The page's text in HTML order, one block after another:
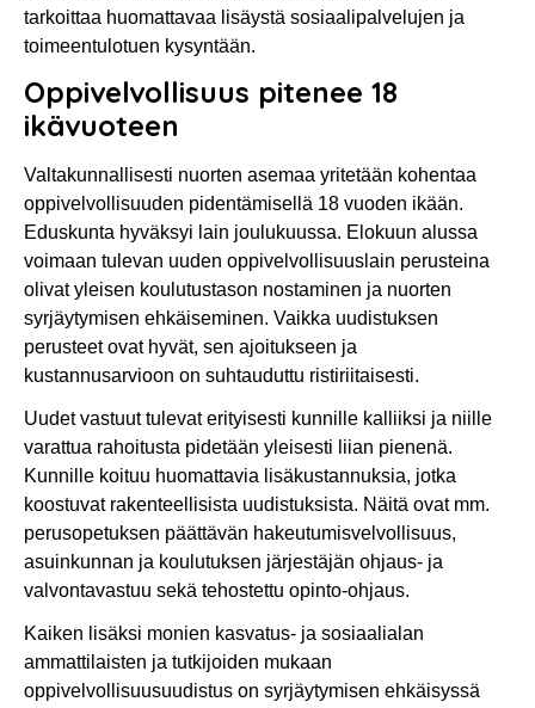
tarkoittaa huomattavaa lisäystä sosiaalipalvelujen ja
toimeentulotuen kysyntään.
Oppivelvollisuus pitenee 18
ikävuoteen
Valtakunnallisesti nuorten asemaa yritetään kohentaa
oppivelvollisuuden pidentämisellä 18 vuoden ikään.
Eduskunta hyväksyi lain joulukuussa. Elokuun alussa
voimaan tulevan uuden oppivelvollisuuslain perusteina
olivat yleisen koulutustason nostaminen ja nuorten
syrjäytymisen ehkäiseminen. Vaikka uudistuksen
perusteet ovat hyvät, sen ajoitukseen ja
kustannusarvioon on suhtauduttu ristiriitaisesti.
Uudet vastuut tulevat erityisesti kunnille kalliiksi ja niille
varattua rahoitusta pidetään yleisesti liian pienenä.
Kunnille koituu huomattavia lisäkustannuksia, jotka
koostuvat rakenteellisista uudistuksista. Näitä ovat mm.
perusopetuksen päättävän hakeutumisvelvollisuus,
asuinkunnan ja koulutuksen järjestäjän ohjaus- ja
valvontavastuu sekä tehostettu opinto-ohjaus.
Kaiken lisäksi monien kasvatus- ja sosiaalialan
ammattilaisten ja tutkijoiden mukaan
oppivelvollisuusuudistus on syrjäytymisen ehkäisyssä